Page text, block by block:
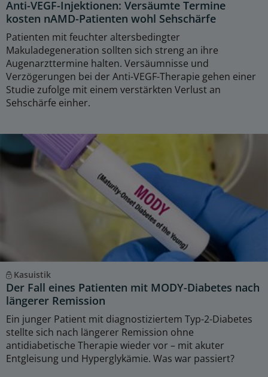
Anti-VEGF-Injektionen: Versäumte Termine
kosten nAMD-Patienten wohl Sehschärfe
Patienten mit feuchter altersbedingter
Makuladegeneration sollten sich streng an ihre
Augenarzttermine halten. Versäumnisse und
Verzögerungen bei der Anti-VEGF-Therapie gehen einer
Studie zufolge mit einem verstärkten Verlust an
Sehschärfe einher.
Kasuistik
Der Fall eines Patienten mit MODY-Diabetes nach
längerer Remission
Ein junger Patient mit diagnostiziertem Typ-2-Diabetes
stellte sich nach längerer Remission ohne
antidiabetische Therapie wieder vor – mit akuter
Entgleisung und Hyperglykämie. Was war passiert?